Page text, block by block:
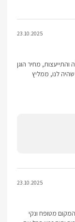
23.10.2025
מחיר הוגן
לנו, ממליץ
23.10.2025
מטופח ונקי